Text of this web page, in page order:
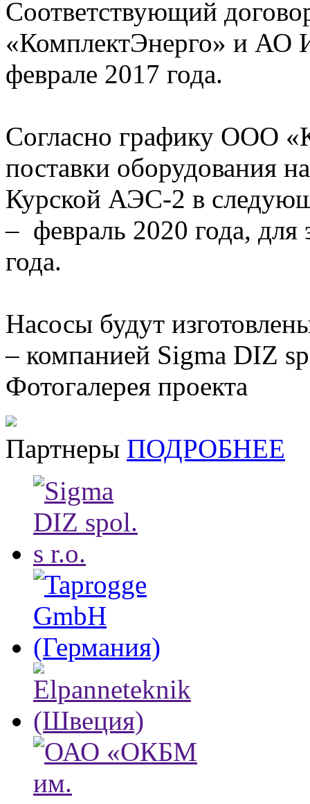
Соответствующий
«КомплектЭнерго» и
феврале 2017 года.
Согласно графику ООО
поставки оборудования
Курской АЭС-2 в
– февраль 2020 года,
года.
Насосы будут
– компанией Sigma DIZ
Фотогалерея проекта
Партнеры ПОДРОБНЕЕ